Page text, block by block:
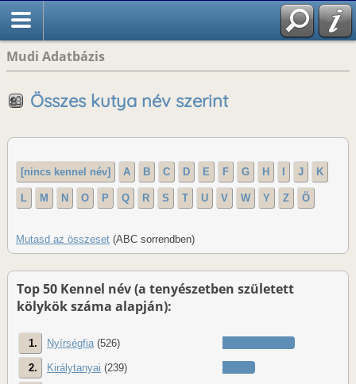
Mudi Adatbázis
Összes kutya név szerint
[nincs kennel név] A B C D E F G H I J K
L M N O P Q R S T U V W Y Z Ö
Mutasd az összeset (ABC sorrendben)
Top 50 Kennel név (a tenyészetben született
kölykök száma alapján):
1. Nyírségfia(526)
2. Királytanyai (239)